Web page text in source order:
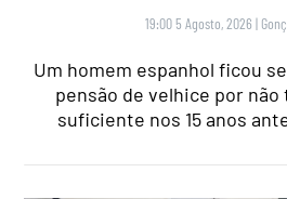
19:00 5 Agosto, 2026 |
Um homem espanhol ficou
pensão de velhice por
suficiente nos 15 anos